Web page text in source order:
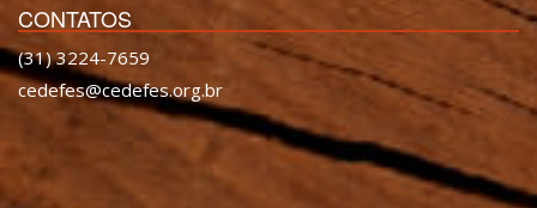
CONTATOS
(31) 3224-7659
cedefes@cedefes.org.br